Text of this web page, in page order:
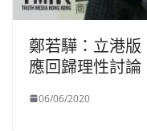
鄭若驊：立港
應回歸理性討論
06/06/2020